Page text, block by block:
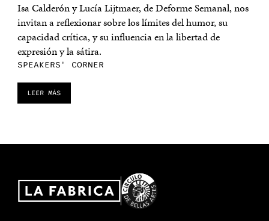
Isa Calderón y Lucía Lijtmaer, de Deforme Semanal, nos
invitan a reflexionar sobre los límites del humor, su
capacidad crítica, y su influencia en la libertad de
expresión y la sátira.
SPEAKERS' CORNER
LEER MÁS